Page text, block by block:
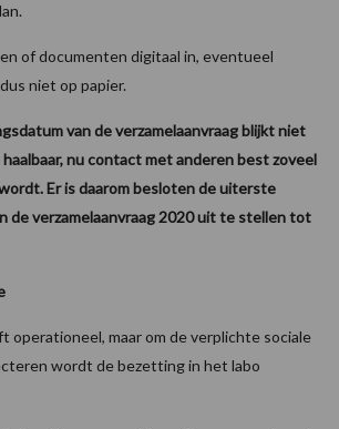
of documenten digitaal in, eventueel
niet op papier.
van de verzamelaanvraag blijkt niet
nu contact met anderen best zoveel
Er is daarom besloten de uiterste
de verzamelaanvraag 2020 uit te stellen tot
operationeel, maar om de verplichte sociale
wordt de bezetting in het labo